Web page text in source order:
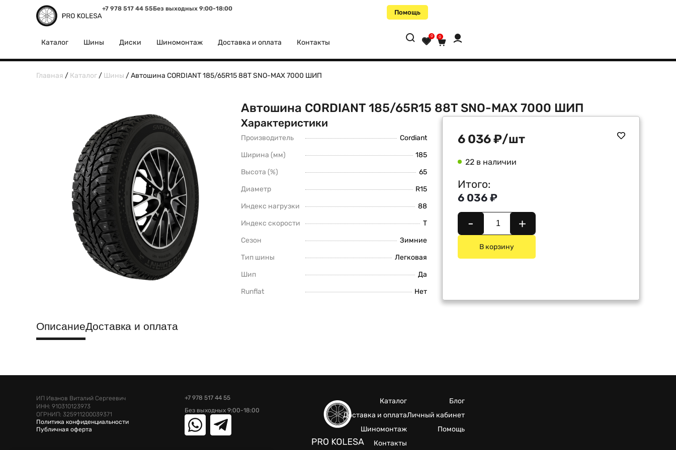
+7 978 517 44 55Без выходных 9:00-18:00 Помощь
Каталог Шины Диски Шиномонтаж Доставка и оплата Контакты
0 0
Главная / Каталог / Шины / Автошина CORDIANT 185/65R15 88T SNO-MAX 7000 ШИП
Автошина CORDIANT 185/65R15 88T SNO-MAX 7000 ШИП
Характеристики
Производитель
Cordiant
Ширина (мм)
185
Высота (%)
65
Диаметр
R15
Индекс нагрузки
88
Индекс скорости
T
Сезон
Зимние
Тип шины
Легковая
Шип
Да
Runflat
Нет
6 036₽/шт
22 в наличии
Итого:
6 036 ₽
- +
В корзину
ОписаниеДоставка и оплата
ИП Иванов Виталий Сергеевич
ИНН: 910310123973
ОГРНИП: 325911200039371
Политика конфиденциальности
Публичная оферта
+7 978 517 44 55
Без выходных 9:00-18:00
Каталог
Доставка и оплата
Шиномонтаж
Контакты
Блог
Личный кабинет
Помощь